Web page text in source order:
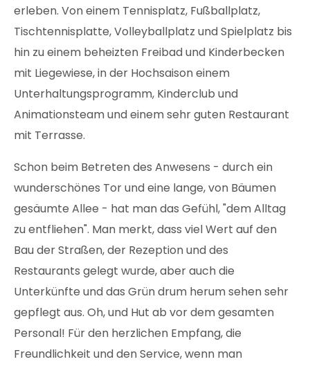
erleben. Von einem Tennisplatz, Fußballplatz,
Tischtennisplatte, Volleyballplatz und Spielplatz bis
hin zu einem beheizten Freibad und Kinderbecken
mit Liegewiese, in der Hochsaison einem
Unterhaltungsprogramm, Kinderclub und
Animationsteam und einem sehr guten Restaurant
mit Terrasse.
Schon beim Betreten des Anwesens - durch ein
wunderschönes Tor und eine lange, von Bäumen
gesäumte Allee - hat man das Gefühl, "dem Alltag
zu entfliehen". Man merkt, dass viel Wert auf den
Bau der Straßen, der Rezeption und des
Restaurants gelegt wurde, aber auch die
Unterkünfte und das Grün drum herum sehen sehr
gepflegt aus. Oh, und Hut ab vor dem gesamten
Personal! Für den herzlichen Empfang, die
Freundlichkeit und den Service, wenn man